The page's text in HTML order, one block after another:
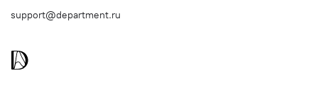
support@department.ru